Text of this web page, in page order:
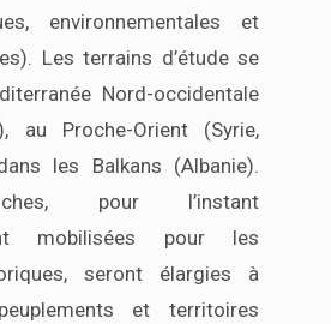
environnementales et
Les terrains d’étude se
Nord-occidentale
au Proche-Orient (Syrie,
les Balkans (Albanie).
pour l’instant
mobilisées pour les
seront élargies à
et territoires